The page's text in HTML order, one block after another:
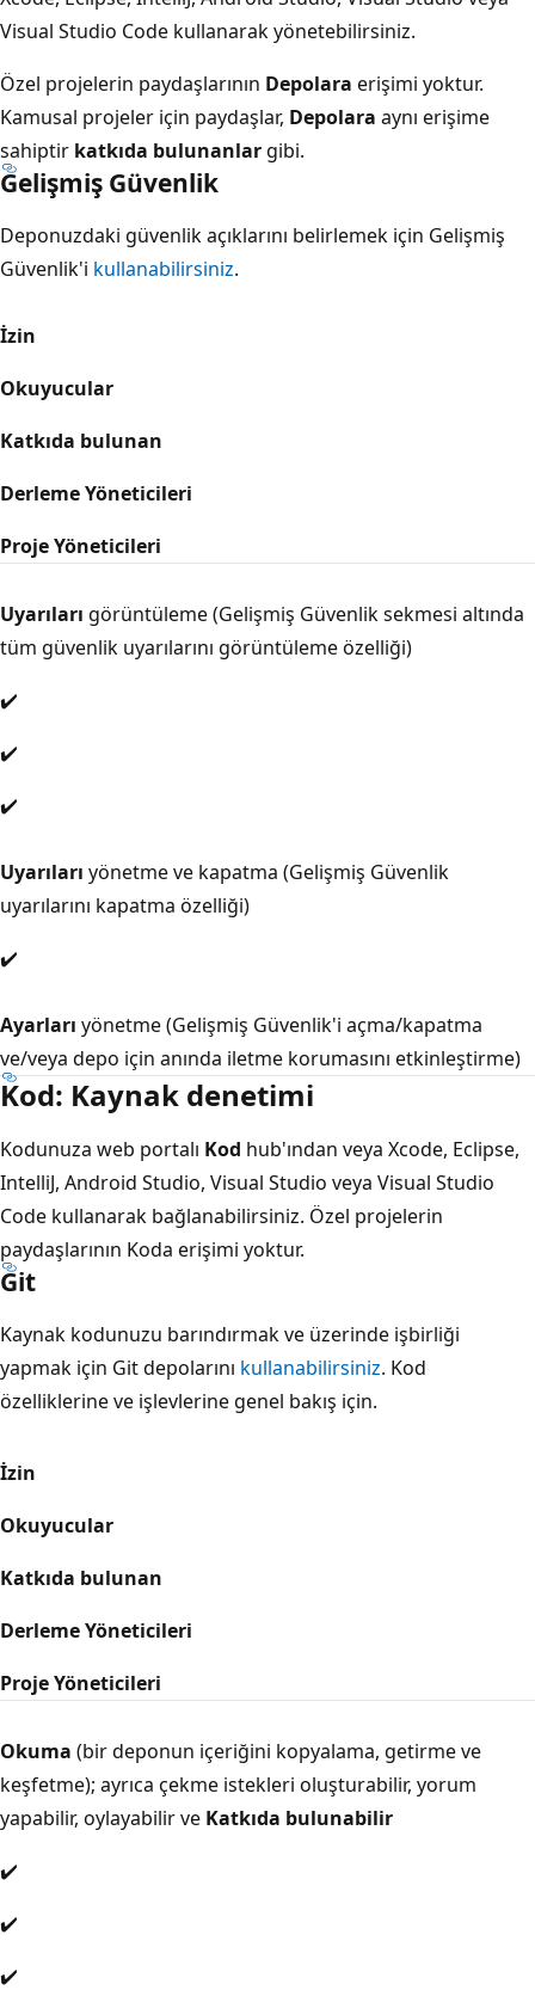
Visual Studio Code kullanarak yönetebilirsiniz.
Özel projelerin paydaşlarının Depolara erişimi yoktur.
Kamusal projeler için paydaşlar, Depolara aynı erişime
sahiptir katkıda bulunanlar gibi.
Gelişmiş Güvenlik
Deponuzdaki güvenlik açıklarını belirlemek için Gelişmiş
Güvenlik'i kullanabilirsiniz.
İzin
Okuyucular
Katkıda bulunan
Derleme Yöneticileri
Proje Yöneticileri
Uyarıları görüntüleme (Gelişmiş Güvenlik sekmesi altında
tüm güvenlik uyarılarını görüntüleme özelliği)
✔️
✔️
✔️
Uyarıları yönetme ve kapatma (Gelişmiş Güvenlik
uyarılarını kapatma özelliği)
✔️
Ayarları yönetme (Gelişmiş Güvenlik'i açma/kapatma
ve/veya depo için anında iletme korumasını etkinleştirme)
Kod: Kaynak denetimi
Kodunuza web portalı Kod hub'ından veya Xcode, Eclipse,
IntelliJ, Android Studio, Visual Studio veya Visual Studio
Code kullanarak bağlanabilirsiniz. Özel projelerin
paydaşlarının Koda erişimi yoktur.
Git
Kaynak kodunuzu barındırmak ve üzerinde işbirliği
yapmak için Git depolarını kullanabilirsiniz. Kod
özelliklerine ve işlevlerine genel bakış için.
İzin
Okuyucular
Katkıda bulunan
Derleme Yöneticileri
Proje Yöneticileri
Okuma (bir deponun içeriğini kopyalama, getirme ve
keşfetme); ayrıca çekme istekleri oluşturabilir, yorum
yapabilir, oylayabilir ve Katkıda bulunabilir
✔️
✔️
✔️